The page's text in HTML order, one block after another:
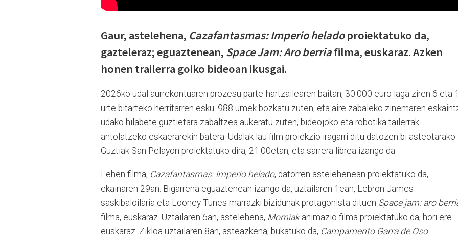
Gaur, astelehena, Cazafantasmas: Imperio heladoproiektatuko da,
gazteleraz; eguaztenean, Space Jam: Aro berriafilma, euskaraz. Azken
honen trailerra goiko bideoan ikusgai.
2026ko udal aurrekontuaren prozesu parte-hartzailearen baitan, 30.000 euro laga ziren 6 eta
urte bitarteko herritarren esku. 988 umek bozkatu zuten, eta aire zabaleko zinemaren
udako hilabete guztietara zabaltzea aukeratu zuten, bideojoko eta robotika tailerrak
antolatzeko eskaerarekin batera. Udalak lau film proiekzio iragarri ditu datozen bi asteotarako.
Guztiak San Pelayon proiektatuko dira, 21:00etan, eta sarrera librea izango da.
Lehen filma, Cazafantasmas: imperio helado, datorren astelehenean proiektatuko da,
ekainaren 29an. Bigarrena eguaztenean izango da, uztailaren 1ean, Lebron James
saskibaloilaria eta Looney Tunes marrazki bizidunak protagonista dituen Space jam: aro
filma, euskaraz. Uztailaren 6an, astelehena, Momiakanimazio filma proiektatuko da, hori ere
euskaraz. Zikloa uztailaren 8an, asteazkena, bukatuko da, Campamento Garra de Oso